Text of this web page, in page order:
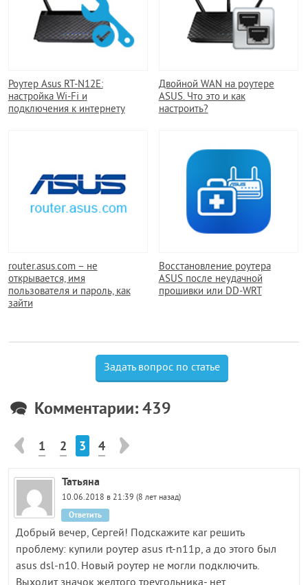
Роутер Asus RT-N12E:
настройка Wi-Fi и
подключения к интернету
Двойной WAN на роутере
ASUS. Что это и как
настроить?
router.asus.com – не
открывается, имя
пользователя и пароль, как
зайти
Восстановление роутера
ASUS после неудачной
прошивки или DD-WRT
Задать вопрос по статье
Комментарии: 439
1 2 3 4
Татьяна
10.06.2018 в 21:39 (8 лет назад)
Добрый вечер, Сергей! Подскажите каr решить
проблему: купили роутер asus rt-n11p, а до этого был
asus dsl-n10. Новый роутер не могли подключить.
Ответить